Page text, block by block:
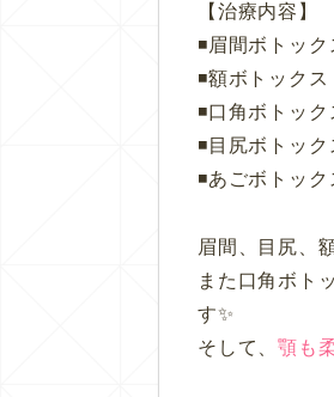
【治療内容】
◾️眉間ボトック
◾️額ボトックス
◾️口角ボトック
◾️目尻ボトック
◾️あごボトック
眉間、目尻、
また口角ボト
す✨
そして、顎も